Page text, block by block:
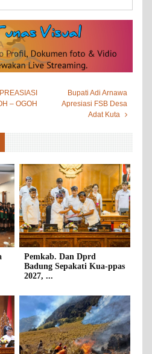
– OGOH
Bupati Adi Arnawa
Apresiasi FSB Desa
Adat Kuta
Pemkab. Dan Dprd
Badung Sepakati Kua-ppas
2027, ...